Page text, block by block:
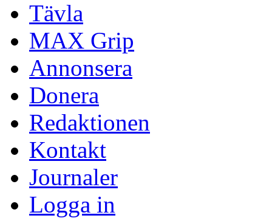
Tävla
MAX Grip
Annonsera
Donera
Redaktionen
Kontakt
Journaler
Logga in